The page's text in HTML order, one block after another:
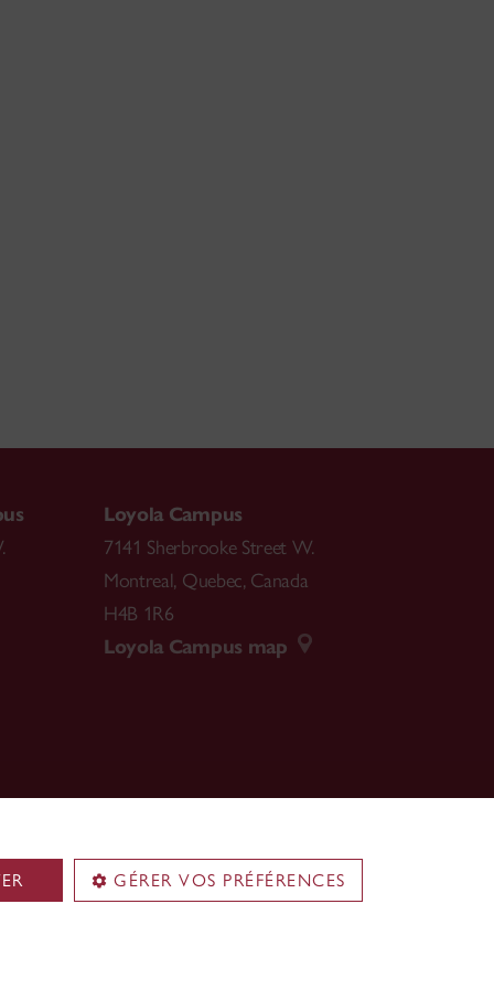
GÉRER VOS PRÉFÉRENCES
Loyola Campus
7141 Sherbrooke Street W.
Montreal, Quebec, Canada
H4B 1R6
Loyola Campus map